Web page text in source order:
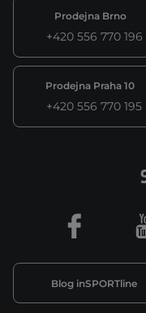
Prodejna Brno
+420 556 770 196
Prodejna Praha 10
+420 556 770 195
Blog inSPORTline
Facebook